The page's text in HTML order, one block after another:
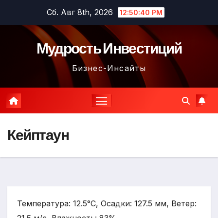
содержимому
Сб. Авг 8th, 2026 12:50:41 PM
Мудрость Инвестиций
Бизнес-Инсайты
Кейптаун
Температура: 12.5°C, Осадки: 127.5 мм, Ветер: